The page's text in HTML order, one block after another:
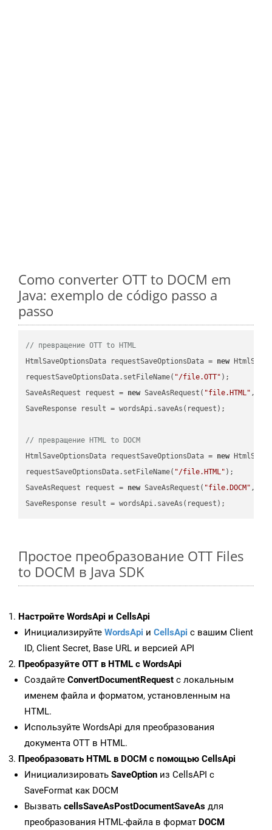
Como converter OTT to DOCM em
Java: exemplo de código passo a
passo
// превращение OTT to HTML
HtmlSaveOptionsData requestSaveOptionsData = new
requestSaveOptionsData.setFileName( "/file.OTT" );
SaveAsRequest request = new SaveAsRequest( "file.HTML"
SaveResponse result = wordsApi.saveAs(request);
// превращение HTML to DOCM
HtmlSaveOptionsData requestSaveOptionsData = new
requestSaveOptionsData.setFileName( "/file.HTML" );
SaveAsRequest request = new SaveAsRequest( "file.DOCM"
Простое преобразование OTT Files
to DOCM в Java SDK
Настройте WordsApi и CellsApi
Инициализируйте WordsApi и CellsApi с вашим Client
ID, Client Secret, Base URL и версией API
Преобразуйте OTT в HTML с WordsApi
Создайте ConvertDocumentRequest с локальным
именем файла и форматом, установленным на
HTML.
Используйте WordsApi для преобразования
документа OTT в HTML.
Преобразовать HTML в DOCM с помощью CellsApi
Инициализировать SaveOption из CellsAPI с
SaveFormat как DOCM
Вызвать cellsSaveAsPostDocumentSaveAs для
преобразования HTML-файла в формат DOCM